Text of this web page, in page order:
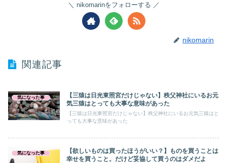
nikomarinをフォローする
nikomarin
関連記事
気になった事
【三猿は日光東照宮だけじゃない】秩父神社にいるお元
気三猿はとっても大事な意味があった
【三猿は日光東照宮だけじゃない】秩父神社にいるお元気三猿はと
っても大事な意味があった
気になった事
【欲しいものは買ったほうがいい？】ものを買うことは
幸せを買うこと。だけど妥協して買うのはダメだよ